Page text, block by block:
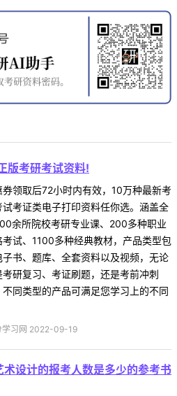
版考研考试资料!
券领取后72小时内有效，10万种最新考
试考证类电子打印资料任你选。涵盖全
余所院校考研专业课、200多种职业
考试、1100多种经典教材，产品类型包
子书、题库、全套资料以及视频，无论
考研复习、考证刷题，还是考前冲刺
不同类型的产品可满足您学习上的不同
学习网 2022-09-19
设计的报考人数是多少的参考书